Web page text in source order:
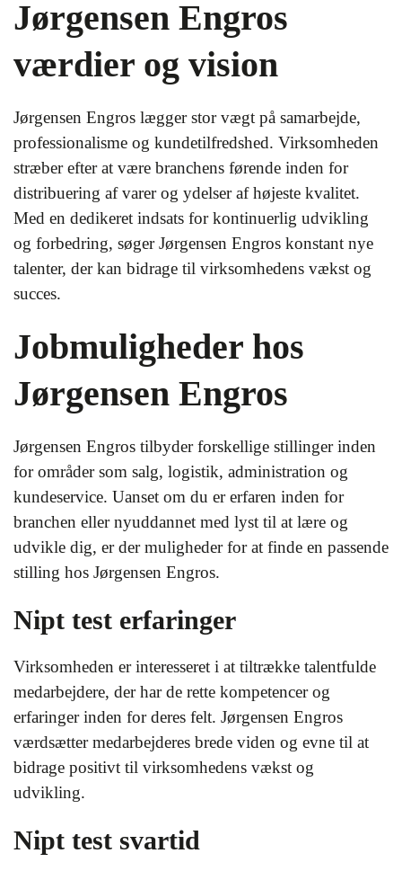
Jørgensen Engros
værdier og vision
Jørgensen Engros lægger stor vægt på samarbejde,
professionalisme og kundetilfredshed. Virksomheden
stræber efter at være branchens førende inden for
distribuering af varer og ydelser af højeste kvalitet.
Med en dedikeret indsats for kontinuerlig udvikling
og forbedring, søger Jørgensen Engros konstant nye
talenter, der kan bidrage til virksomhedens vækst og
succes.
Jobmuligheder hos
Jørgensen Engros
Jørgensen Engros tilbyder forskellige stillinger inden
for områder som salg, logistik, administration og
kundeservice. Uanset om du er erfaren inden for
branchen eller nyuddannet med lyst til at lære og
udvikle dig, er der muligheder for at finde en passende
stilling hos Jørgensen Engros.
Nipt test erfaringer
Virksomheden er interesseret i at tiltrække talentfulde
medarbejdere, der har de rette kompetencer og
erfaringer inden for deres felt. Jørgensen Engros
værdsætter medarbejderes brede viden og evne til at
bidrage positivt til virksomhedens vækst og
udvikling.
Nipt test svartid